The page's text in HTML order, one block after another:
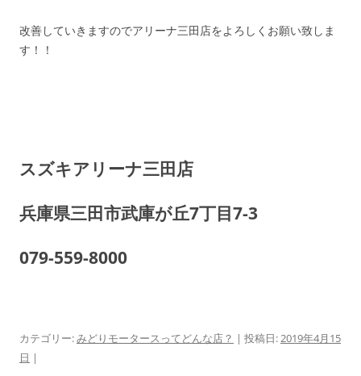
改善していきますのでアリーナ三田店をよろしくお願い致しま
す！！
スズキアリーナ三田店
兵庫県三田市武庫が丘7丁目7-3
079-559-8000
カテゴリー:みどりモータースってどんな店？ | 投稿日:2019年4月15
日 |